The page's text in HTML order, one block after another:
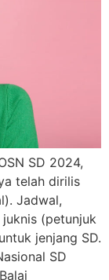
SD 2024,
telah dirilis
Jadwal,
(petunjuk
jenjang SD.
SD